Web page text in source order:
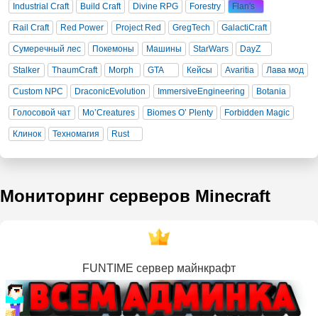
Industrial Craft Build Craft Divine RPG Forestry Flan's
Rail Craft Red Power Project Red GregTech GalactiCraft
Сумеречный лес Покемоны Машины StarWars DayZ
Stalker ThaumCraft Morph GTA Кейсы Avaritia Лава мод
Custom NPC DraconicEvolution ImmersiveEngineering Botania
Голосовой чат Mo’Creatures Biomes O’ Plenty Forbidden Magic
Клинок Техномагия Rust
Мониторинг серверов Minecraft
FUNTIME сервер майнкрафт